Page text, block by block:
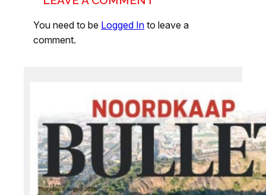
You need to be Logged In to leave a
comment.